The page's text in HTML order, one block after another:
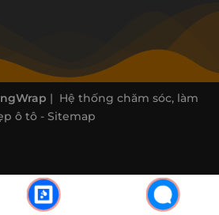
| Hệ thống chăm sóc, làm
ô tô - Sitemap